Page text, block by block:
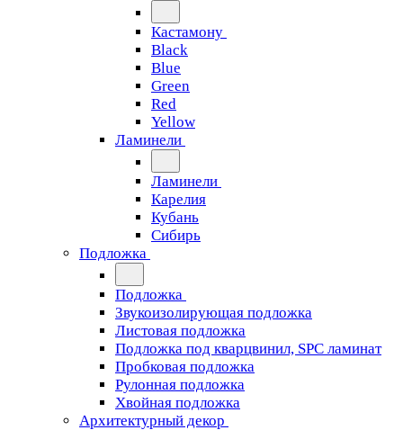
Кастамону
Black
Blue
Green
Red
Yellow
Ламинели
Ламинели
Карелия
Кубань
Сибирь
Подложка
Подложка
Звукоизолирующая подложка
Листовая подложка
Подложка под кварцвинил, SPC ламинат
Пробковая подложка
Рулонная подложка
Хвойная подложка
Архитектурный декор